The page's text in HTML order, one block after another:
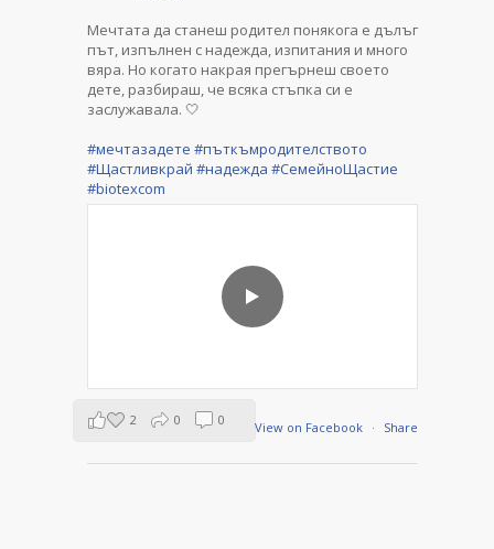
Мечтата да станеш родител понякога е дълъг
път, изпълнен с надежда, изпитания и много
вяра. Но когато накрая прегърнеш своето
дете, разбираш, че всяка стъпка си е
заслужавала. 🤍
#мечтазадете #пъткъмродителството
#Щастливкрай #надежда #СемейноЩастие
#biotexcom
View on Facebook · Share
2 0 0